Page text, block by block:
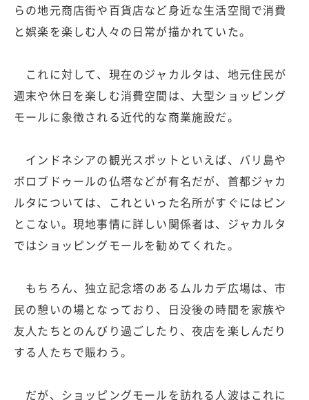
らの地元商店街や百貨店など身近な生活空間で消費
と娯楽を楽しむ人々の日常が描かれていた。
これに対して、現在のジャカルタは、地元住民が
週末や休日を楽しむ消費空間は、大型ショッピング
モールに象徴される近代的な商業施設だ。
インドネシアの観光スポットといえば、バリ島や
ボロブドゥールの仏塔などが有名だが、首都ジャカ
ルタについては、これといった名所がすぐにはピン
とこない。現地事情に詳しい関係者は、ジャカルタ
ではショッピングモールを勧めてくれた。
もちろん、独立記念塔のあるムルカデ広場は、市
民の憩いの場となっており、日没後の時間を家族や
友人たちとのんびり過ごしたり、夜店を楽しんだり
する人たちで賑わう。
だが、ショッピングモールを訪れる人波はこれに